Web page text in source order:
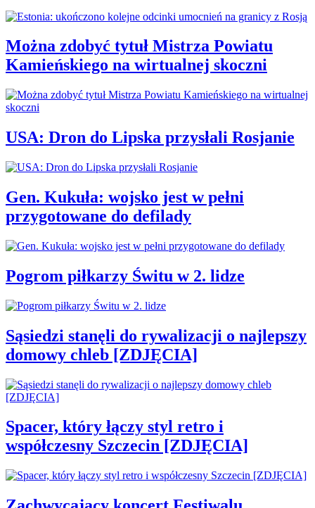
Można zdobyć tytuł Mistrza Powiatu
Kamieńskiego na wirtualnej skoczni
USA: Dron do Lipska przysłali Rosjanie
Gen. Kukuła: wojsko jest w pełni
przygotowane do defilady
Pogrom piłkarzy Świtu w 2. lidze
Sąsiedzi stanęli do rywalizacji o najlepszy
domowy chleb [ZDJĘCIA]
Spacer, który łączy styl retro i
współczesny Szczecin [ZDJĘCIA]